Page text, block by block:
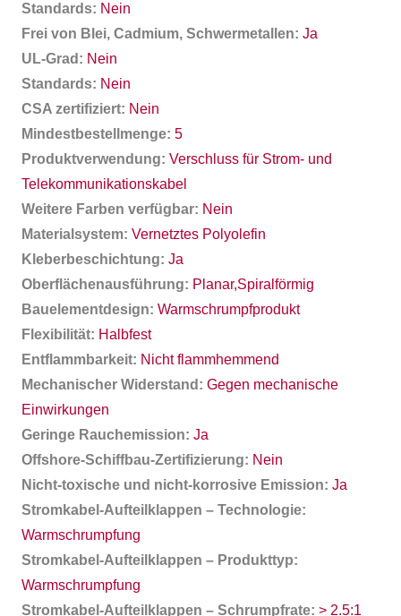
Standards: Nein
Frei von Blei, Cadmium, Schwermetallen: Ja
UL-Grad: Nein
Standards: Nein
CSA zertifiziert: Nein
Mindestbestellmenge: 5
Produktverwendung: Verschluss für Strom- und
Telekommunikationskabel
Weitere Farben verfügbar: Nein
Materialsystem: Vernetztes Polyolefin
Kleberbeschichtung: Ja
Oberflächenausführung: Planar,Spiralförmig
Bauelementdesign: Warmschrumpfprodukt
Flexibilität: Halbfest
Entflammbarkeit: Nicht flammhemmend
Mechanischer Widerstand: Gegen mechanische
Einwirkungen
Geringe Rauchemission: Ja
Offshore-Schiffbau-Zertifizierung: Nein
Nicht-toxische und nicht-korrosive Emission: Ja
Stromkabel-Aufteilklappen – Technologie:
Warmschrumpfung
Stromkabel-Aufteilklappen – Produkttyp:
Warmschrumpfung
Stromkabel-Aufteilklappen – Schrumpfrate: > 2.5:1